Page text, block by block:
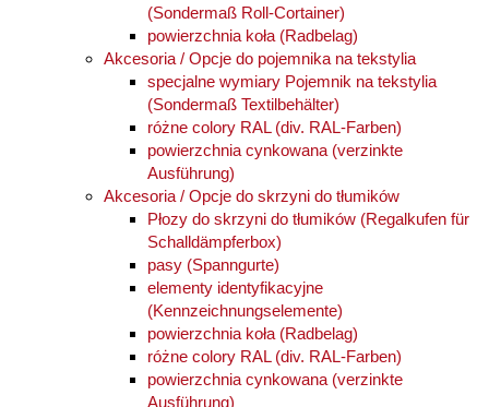
(Sondermaß Roll-Cortainer)
powierzchnia koła (Radbelag)
Akcesoria / Opcje do pojemnika na tekstylia
specjalne wymiary Pojemnik na tekstylia
(Sondermaß Textilbehälter)
różne colory RAL (div. RAL-Farben)
powierzchnia cynkowana (verzinkte
Ausführung)
Akcesoria / Opcje do skrzyni do tłumików
Płozy do skrzyni do tłumików (Regalkufen für
Schalldämpferbox)
pasy (Spanngurte)
elementy identyfikacyjne
(Kennzeichnungselemente)
powierzchnia koła (Radbelag)
różne colory RAL (div. RAL-Farben)
powierzchnia cynkowana (verzinkte
Ausführung)